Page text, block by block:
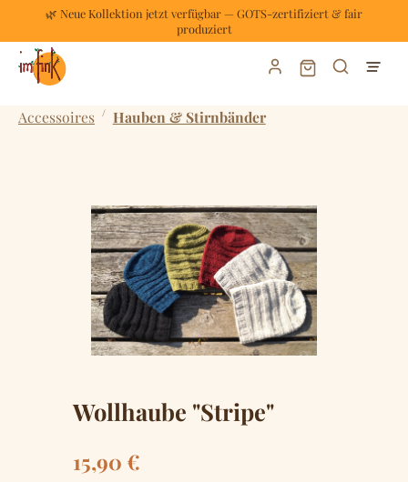
Zum Hauptinhalt springen
🌿 Neue Kollektion jetzt verfügbar — GOTS-zertifiziert & fair
produziert
Warenkorb
Accessoires / Hauben & Stirnbänder
Wollhaube "Stripe"
Regulärer Preis:
15,90 €